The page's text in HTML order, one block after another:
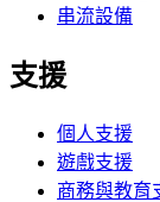
串流設備
支援
個人支援
遊戲支援
商務與教育